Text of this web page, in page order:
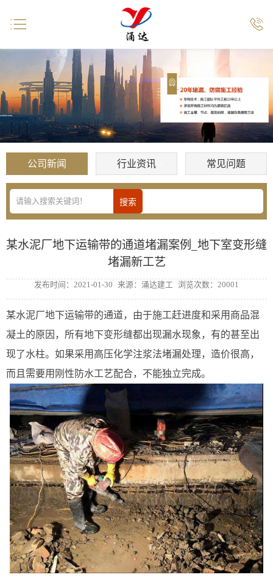
公司新闻 行业资讯 常见问题
某水泥厂地下运输带的通道堵漏案例_地下室变形缝
堵漏新工艺
发布时间：2021-01-30 来源：涌达建工 浏览次数：20001
某水泥厂地下运输带的通道，由于施工赶进度和采用商品混
凝土的原因，所有地下变形缝都出现漏水现象，有的甚至出
现了水柱。如果采用高压化学注浆法堵漏处理，造价很高，
而且需要用刚性防水工艺配合，不能独立完成。
 